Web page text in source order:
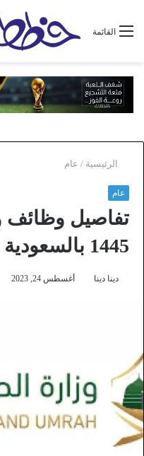
القائمة
الرئيسية / عام
عام
تفاصيل وظائف
1445 بالسعودية
دينا دينا أغسطس 24, 2023